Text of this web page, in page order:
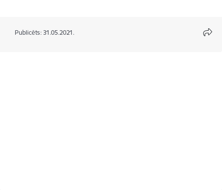
Publicēts: 31.05.2021.